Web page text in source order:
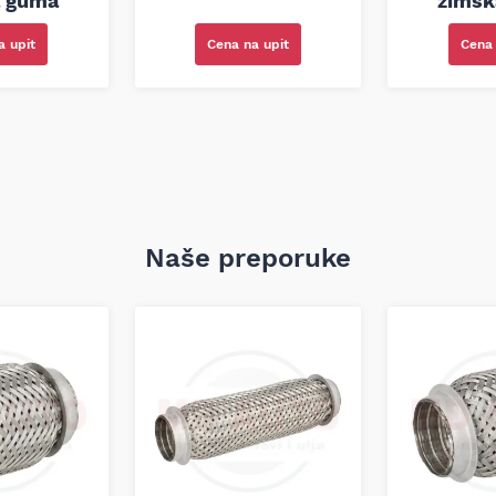
upit Cena na upit
Naše preporuke